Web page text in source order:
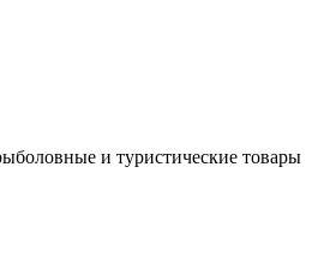
и туристические товары